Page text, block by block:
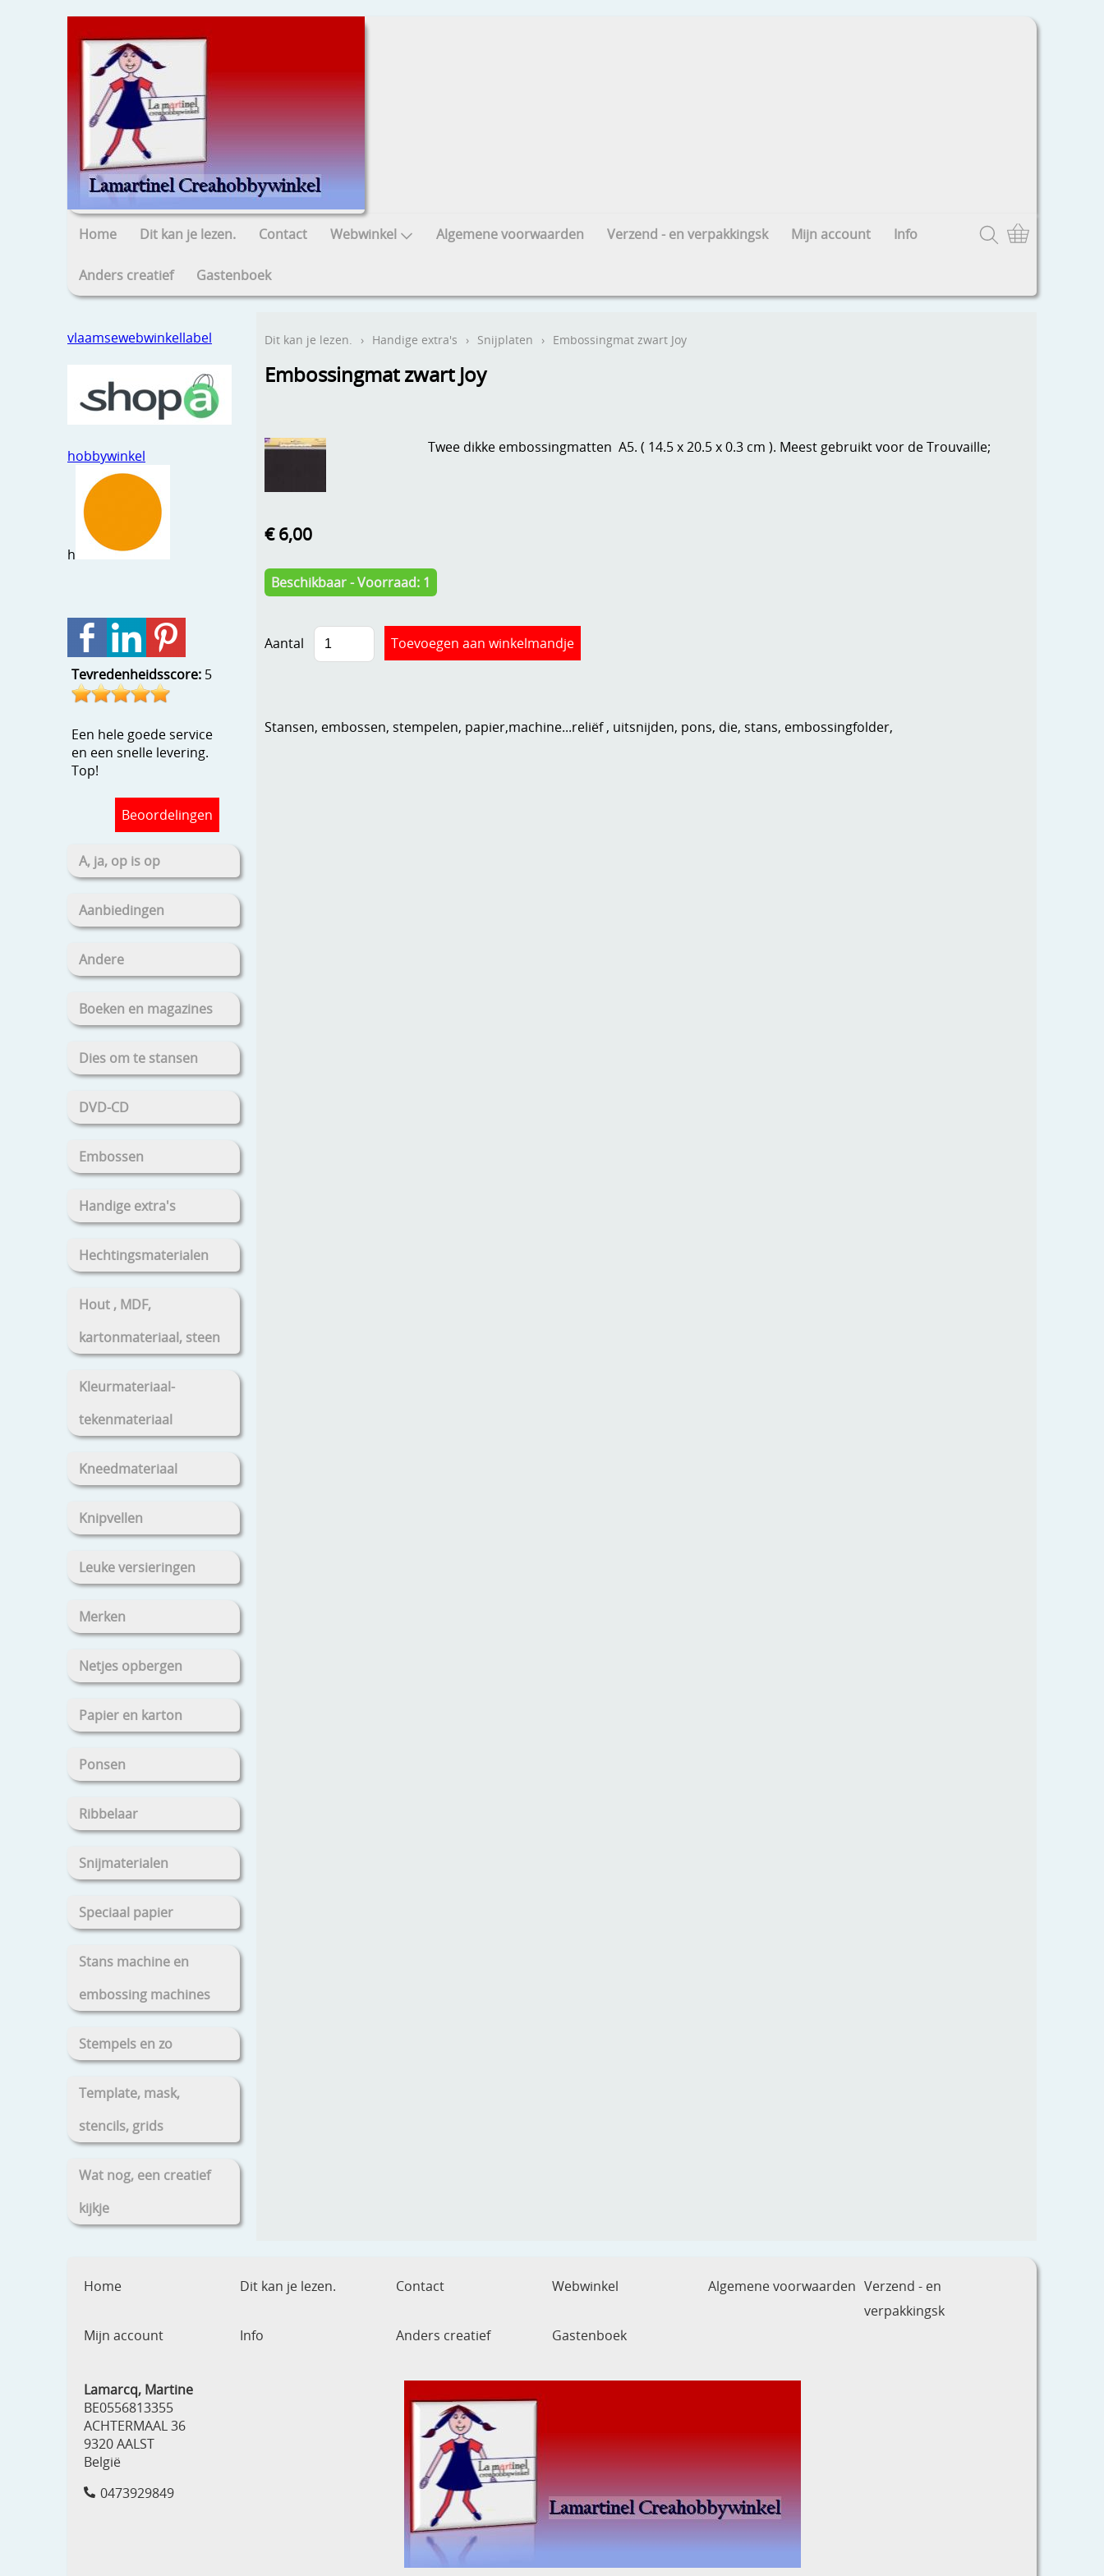
Home Dit kan je lezen. Contact Webwinkel Algemene voorwaarden Verzend - en verpakkingsk Mijn account Info
Anders creatief Gastenboek
vlaamsewebwinkellabel
hobbywinkel
h
Tevredenheidsscore: 5
Een hele goede service
en een snelle levering.
Top!
Beoordelingen
A, ja, op is op
Aanbiedingen
Andere
Boeken en magazines
Dies om te stansen
DVD-CD
Embossen
Handige extra's
Hechtingsmaterialen
Hout , MDF,
kartonmateriaal, steen
Kleurmateriaal-
tekenmateriaal
Kneedmateriaal
Knipvellen
Leuke versieringen
Merken
Netjes opbergen
Papier en karton
Ponsen
Ribbelaar
Snijmaterialen
Speciaal papier
Stans machine en
embossing machines
Stempels en zo
Template, mask,
stencils, grids
Wat nog, een creatief
kijkje
Dit kan je lezen. › Handige extra's › Snijplaten › Embossingmat zwart Joy
Embossingmat zwart Joy
Twee dikke embossingmatten A5. ( 14.5 x 20.5 x 0.3 cm ). Meest gebruikt voor de Trouvaille;
€ 6,00
Beschikbaar - Voorraad: 1
Aantal
Stansen, embossen, stempelen, papier,machine...reliëf , uitsnijden, pons, die, stans, embossingfolder,
Home Dit kan je lezen. Contact Webwinkel Algemene voorwaarden Verzend - en
verpakkingsk
Mijn account
Info Anders creatief Gastenboek
Lamarcq, Martine
BE0556813355
ACHTERMAAL 36
9320 AALST
België
0473929849